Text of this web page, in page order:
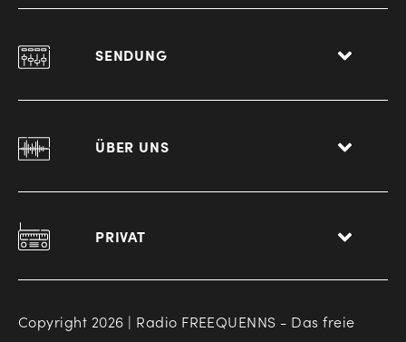
SENDUNG
ÜBER UNS
PRIVAT
Copyright 2026 | Radio FREEQUENNS - Das freie